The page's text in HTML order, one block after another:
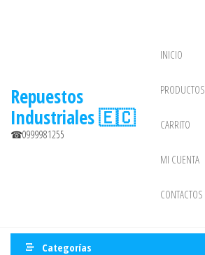
Repuestos
Industriales 🇪🇨
☎0999981255
INICIO
PRODUCTOS
CARRITO
MI CUENTA
CONTACTOS
Categorías